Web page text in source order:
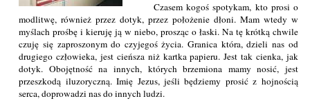
Czasem kogoś spotykam, kto prosi o
modlitwę, również przez dotyk, przez położenie dłoni. Mam wtedy w
myślach prośbę i kieruję ją w niebo, prosząc o łaski. Na tę krótką chwile
czuję się zaproszonym do czyjegoś życia. Granica która, dzieli nas od
drugiego człowieka, jest cieńsza niż kartka papieru. Jest tak cienka, jak
dotyk. Obojętność na innych, których brzemiona mamy nosić, jest
przeszkodą iluzoryczną. Imię Jezus, jeśli będziemy prosić z hojnością
serca, doprowadzi nas do innych ludzi.